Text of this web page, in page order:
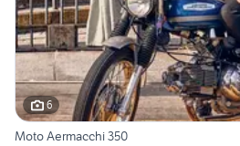
6
Moto Aermacchi 350